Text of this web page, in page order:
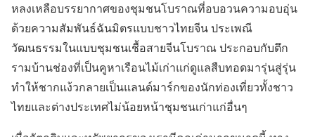
หลงเหลือบรรยากาศของชุมชนโบราณที่อบอวนความอบอุ่น
ด้วยความสัมพันธ์ฉันมิตรแบบชาวไทยจีน ประเพณี
วัฒนธรรมในแบบชุมชนเชื้อสายจีนโบราณ ประกอบกับตึก
รามบ้านช่องที่เป็นคูหาเรือนไม้เก่าแก่ดูแลสืบทอดมารุ่นสู่รุ่น
ทำให้ชากแง้วกลายเป็นแลนด์มาร์กของนักท่องเที่ยวทั้งชาว
ไทยและต่างประเทศไม่น้อยหน้าชุมชนเก่าแก่อื่นๆ